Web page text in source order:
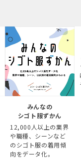
みんなの
シゴト服ずかん
12,000人以上の業界
や職種、シーンなど
のシゴト服の着用傾
向をデータ化。